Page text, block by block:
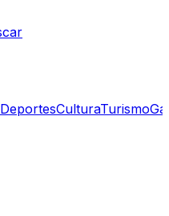
DeportesCulturaTurismo